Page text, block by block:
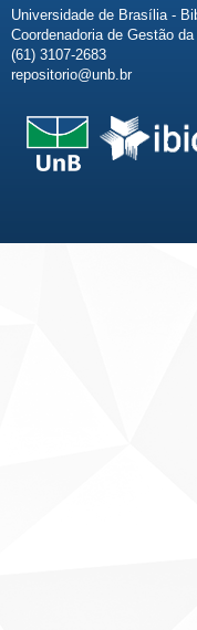
Universidade de Brasília -
Coordenadoria de Gestão
(61) 3107-2683
repositorio@unb.br